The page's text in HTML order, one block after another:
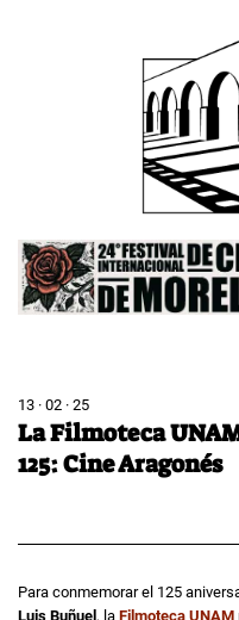
Image
13 · 02 · 25
La Filmoteca
125: Cine Aragonés
Para conmemorar el 125
Luis Buñuel , la Filmoteca UNAM